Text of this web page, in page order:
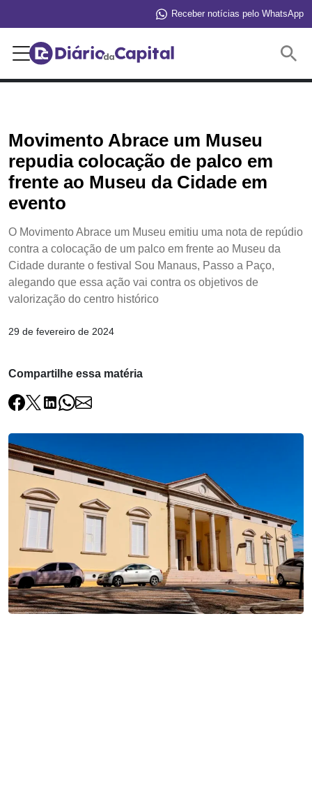
Receber notícias pelo WhatsApp
Movimento Abrace um Museu
repudia colocação de palco em
frente ao Museu da Cidade em
evento
O Movimento Abrace um Museu emitiu uma nota de repúdio
contra a colocação de um palco em frente ao Museu da
Cidade durante o festival Sou Manaus, Passo a Paço,
alegando que essa ação vai contra os objetivos de
valorização do centro histórico
29 de fevereiro de 2024
Compartilhe essa matéria